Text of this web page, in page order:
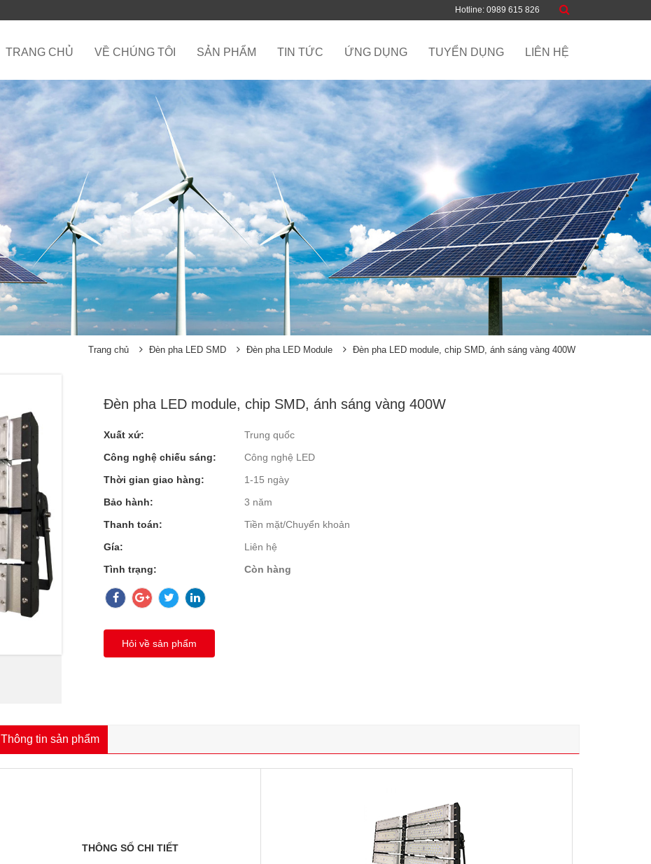
Hotline: 0989 615 826
TRANG CHỦ VỀ CHÚNG TÔI SẢN PHẨM TIN TỨC ỨNG DỤNG TUYỂN DỤNG LIÊN HỆ
Trang chủ Đèn pha LED SMD Đèn pha LED Module Đèn pha LED module, chip SMD, ánh sáng vàng 400W
Đèn pha LED module, chip SMD, ánh sáng vàng 400W
Xuất xứ:
Trung quốc
Công nghệ chiếu sáng:
Công nghệ LED
Thời gian giao hàng:
1-15 ngày
Bảo hành:
3 năm
Thanh toán:
Tiền mặt/Chuyển khoản
Gía:
Liên hệ
Tình trạng:
Còn hàng
Hỏi về sản phẩm
Thông tin sản phẩm
THÔNG SỐ CHI TIẾT